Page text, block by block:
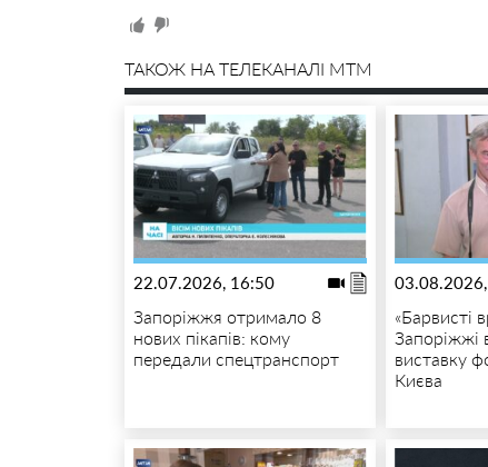
ТАКОЖ НА ТЕЛЕКАНАЛІ MTM
22.07.2026, 16:50
Запоріжжя отримало 8
нових пікапів: кому
передали спецтранспорт
«Барвисті
Запоріжжі
виставку
Києва